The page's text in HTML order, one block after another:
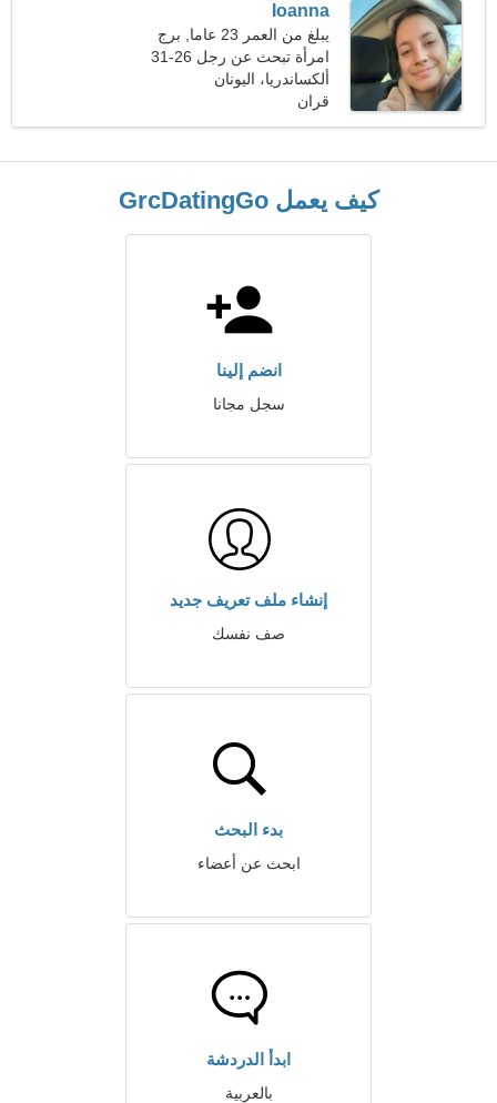
Ioanna
يبلغ من العمر 23 عاما, برج
العذراء
امرأة تبحث عن رجل 26-31
ألكساندريا، اليونان
قران
كيف يعمل GrcDatingGo
انضم إلينا
سجل مجانا
إنشاء ملف تعريف جديد
صف نفسك
بدء البحث
ابحث عن أعضاء
ابدأ الدردشة
بالعربية